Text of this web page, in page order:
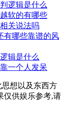
逻辑是什么
软的有哪些
关说法吗
有哪些靠谱的风
辑是什么
一个人发呆
想以及东西方
仅供娱乐参考,请